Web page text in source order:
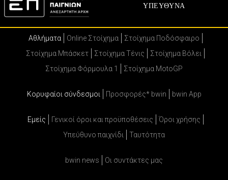
ΥΠΕΥΘΥΝΑ
Αθλήματα Online Στοίχημα
Στοίχημα Ποδόσφαιρο
Στοίχημα Μπάσκετ
Στοίχημα Τένις
Στοίχημα Βόλει
Στοίχημα Φόρμουλα 1
Στοίχημα MotoGP
Κορυφαίοι σύνδεσμοι Προσφορές* bwin bwin App
Εμείς Γενικοί όροι και προϋποθέσεις
Όροι χρήσης
Υπεύθυνο παιχνίδι
Ταυτότητα
bwin news Oι συντάκτες μας